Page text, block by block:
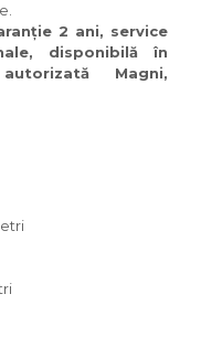
2 ani, service
disponibilă în
autorizată Magni,